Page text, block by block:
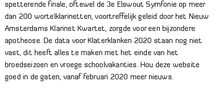
spetterende finale, oftewel de 3e Elswout Symfonie op meer
dan 200 wortelklarinetten, voortreffelijk geleid door het Nieuw
Amsterdams Klarinet Kwartet, zorgde voor een bijzondere
apotheose. De data voor Klaterklanken 2020 staan nog niet
vast, dit heeft alles te maken met het einde van het
broedseizoen en vroege schoolvakanties. Hou deze website
goed in de gaten, vanaf februari 2020 meer nieuws.